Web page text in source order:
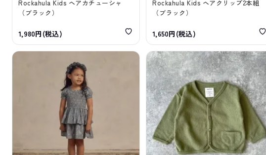
Rockahula Kids ヘアカチューシャ
（ブラック）
1,980円(税込)
Rockahula Kids ヘアクリップ2本組
（ブラック）
1,650円(税込)